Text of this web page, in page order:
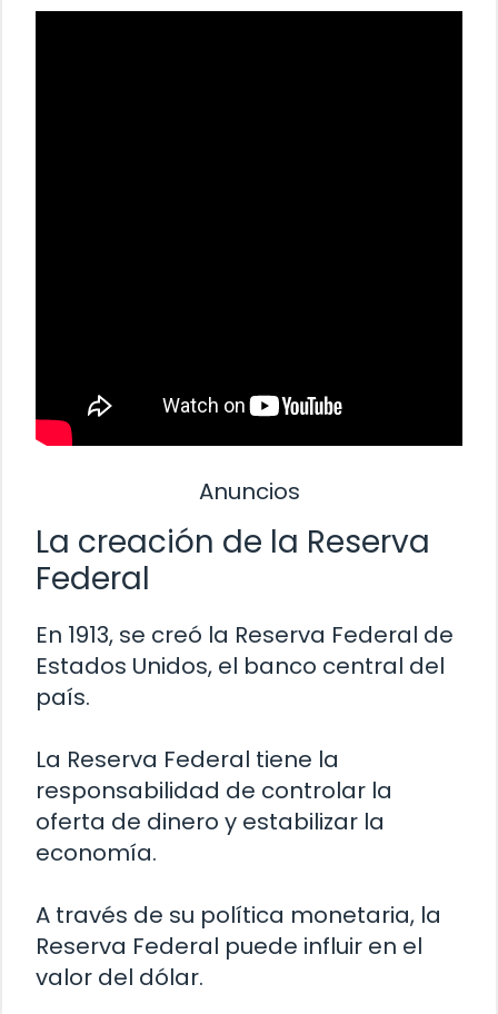
Anuncios
La creación de la Reserva
Federal
En 1913, se creó la Reserva Federal de
Estados Unidos, el banco central del
país.
La Reserva Federal tiene la
responsabilidad de controlar la
oferta de dinero y estabilizar la
economía.
A través de su política monetaria, la
Reserva Federal puede influir en el
valor del dólar.